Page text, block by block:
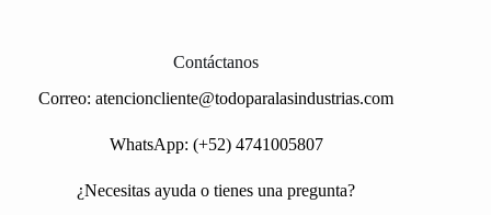
Contáctanos
Correo:atencioncliente@todoparalasindustrias.com
WhatsApp: (+52) 4741005807
¿Necesitas ayuda o tienes una pregunta?